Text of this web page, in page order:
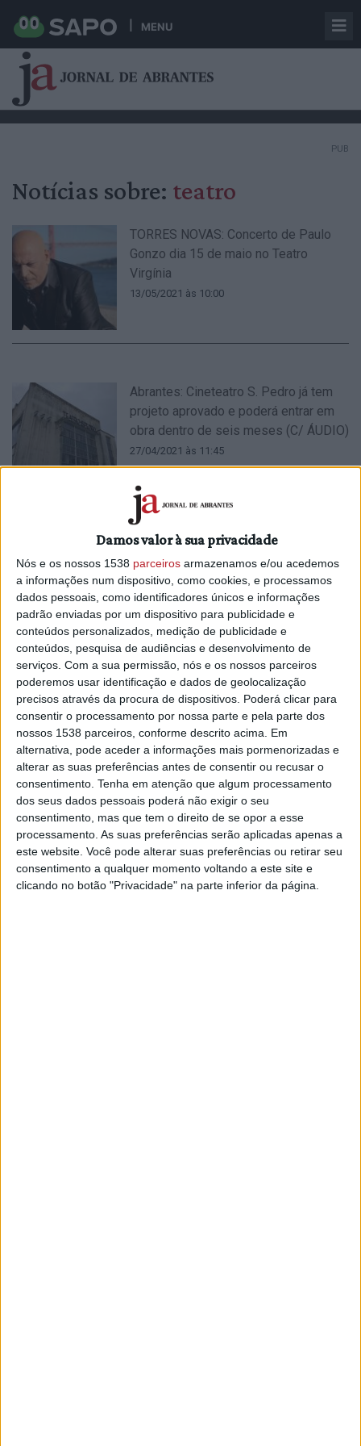
Damos valor à sua privacidade
Nós e os nossos 1538 parceiros armazenamos e/ou acedemos
a informações num dispositivo, como cookies, e processamos
dados pessoais, como identificadores únicos e informações
padrão enviadas por um dispositivo para publicidade e
conteúdos personalizados, medição de publicidade e
conteúdos, pesquisa de audiências e desenvolvimento de
serviços. Com a sua permissão, nós e os nossos parceiros
poderemos usar identificação e dados de geolocalização
precisos através da procura de dispositivos. Poderá clicar para
consentir o processamento por nossa parte e pela parte dos
nossos 1538 parceiros, conforme descrito acima. Em
alternativa, pode aceder a informações mais pormenorizadas e
alterar as suas preferências antes de consentir ou recusar o
consentimento. Tenha em atenção que algum processamento
dos seus dados pessoais poderá não exigir o seu
consentimento, mas que tem o direito de se opor a esse
processamento. As suas preferências serão aplicadas apenas a
este website. Você pode alterar suas preferências ou retirar seu
consentimento a qualquer momento voltando a este site e
clicando no botão "Privacidade" na parte inferior da página.
MENU
PUB
Notícias sobre: teatro
TORRES NOVAS: Concerto de Paulo
Gonzo dia 15 de maio no Teatro
Virgínia
13/05/2021 às 10:00
Abrantes: Cineteatro S. Pedro já tem
projeto aprovado e poderá entrar em
obra dentro de seis meses (C/ ÁUDIO)
27/04/2021 às 11:45
Fatias de Cá regressa aos palcos
20/04/2021 às 16:49
Marcelo dá luz verde a diploma sobre
espetáculos que prevê realização de
"eventos teste"
4/04/2021 às 07:50
Constância: Dia do Teatro assinalado
com comédia romântica “Enfim, Nós”